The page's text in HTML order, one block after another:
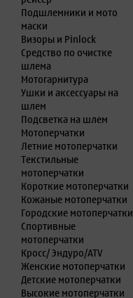
Подшлемники и мото
маски
Визоры и Pinlock
Средство по очистке
шлема
Мотогарнитура
Ушки и аксессуары на
шлем
Подсветка на шлем
Мотоперчатки
Летние мотоперчатки
Текстильные
мотоперчатки
Короткие мотоперчатки
Кожаные мотоперчатки
Городские мотоперчатки
Спортивные
мотоперчатки
Кросс/ Эндуро/ATV
Женские мотоперчатки
Детские мотоперчатки
Высокие мотоперчатки